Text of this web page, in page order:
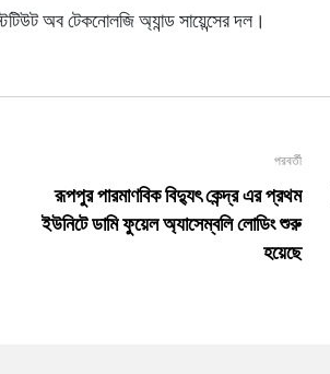
অব টেকনোলজি অ্যান্ড সায়েন্সের দল।
পরবর্তী
রূপপুর পারমাণবিক বিদ্যুৎ কেন্দ্র এর প্রথম
ইউনিটে ডামি ফুয়েল অ্যাসেম্বলি লোডিং শুরু
হয়েছে